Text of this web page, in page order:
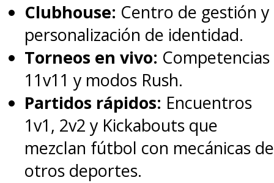
Clubhouse: Centro de gestión y
personalización de identidad.
Torneos en vivo: Competencias
11v11 y modos Rush.
Partidos rápidos: Encuentros
1v1, 2v2 y Kickabouts que
mezclan fútbol con mecánicas de
otros deportes.